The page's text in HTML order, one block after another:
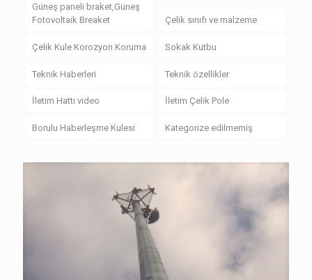
Güneş paneli braket,Güneş
Fotovoltaik Breaket
Çelik sınıfı ve malzeme
Çelik Kule Korozyon Koruma Sokak Kutbu
Teknik Haberleri Teknik özellikler
İletim Hattı video İletim Çelik Pole
Borulu Haberleşme Kulesi Kategorize edilmemiş